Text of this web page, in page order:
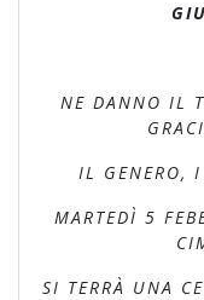
NE DANNO IL
IL GENERO,
MARTEDÌ 5
SI TERRÀ UNA